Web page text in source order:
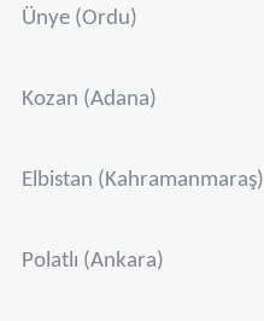
Ünye (Ordu)
Kozan (Adana)
Elbistan (Kahramanmaraş)
Polatlı (Ankara)